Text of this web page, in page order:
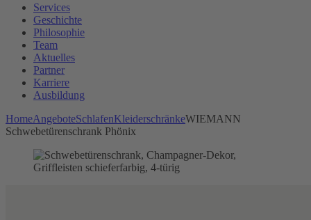
Services
Geschichte
Philosophie
Team
Aktuelles
Partner
Karriere
Ausbildung
HomeAngeboteSchlafenKleiderschränkeWIEMANN
Schwebetürenschrank Phönix